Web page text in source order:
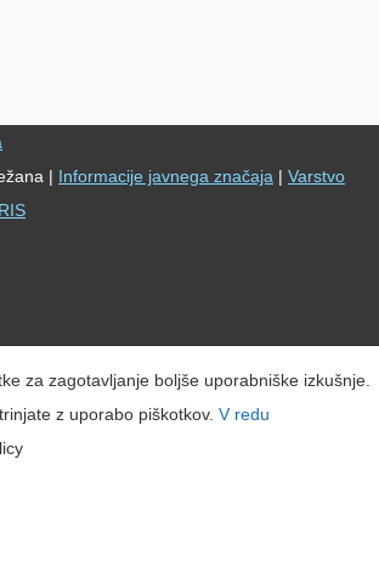
| Informacije javnega značaja | Varstvo
za zagotavljanje boljše uporabniške izkušnje.
z uporabo piškotkov. V redu